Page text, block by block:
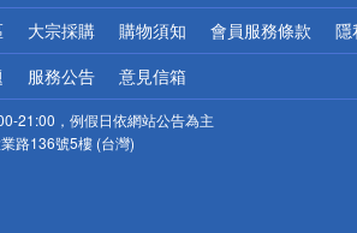
大宗採購 購物須知 會員服務條款 隱
服務公告 意見信箱
21:00，例假日依網站公告為主
路136號5樓 (台灣)